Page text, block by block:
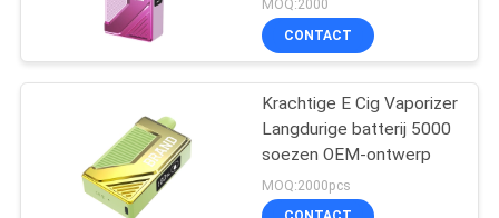
MOQ:2000
CONTACT
Krachtige E Cig Vaporizer
Langdurige batterij 5000
soezen OEM-ontwerp
MOQ:2000pcs